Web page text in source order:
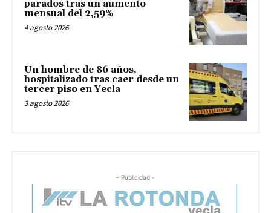
parados tras un aumento
mensual del 2,59%
4 agosto 2026
Un hombre de 86 años,
hospitalizado tras caer desde un
tercer piso en Yecla
3 agosto 2026
- Publicidad -